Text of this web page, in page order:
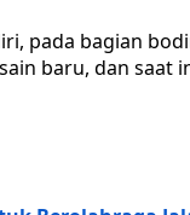
pada bagian
baru, dan saat